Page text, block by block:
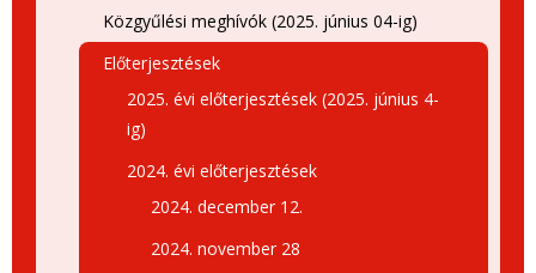
Közgyűlési meghívók (2025. június 04-ig)
Előterjesztések
2025. évi előterjesztések (2025. június 4-
ig)
2024. évi előterjesztések
2024. december 12.
2024. november 28